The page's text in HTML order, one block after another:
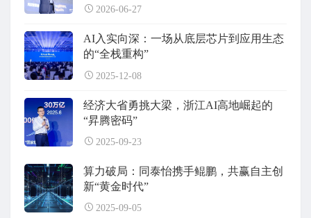
2026-06-27
AI入实向深：一场从底层芯片到应用生态
的“全栈重构”
2025-12-08
经济大省勇挑大梁，浙江AI高地崛起的
“昇腾密码”
2025-09-23
算力破局：同泰怡携手鲲鹏，共赢自主创
新“黄金时代”
2025-09-05